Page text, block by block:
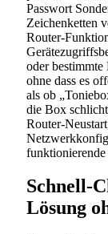
Passwort
Zeichenketten
Router-
oder
ohne dass es
als ob
die Box
Router-
Schnell-
Lösung